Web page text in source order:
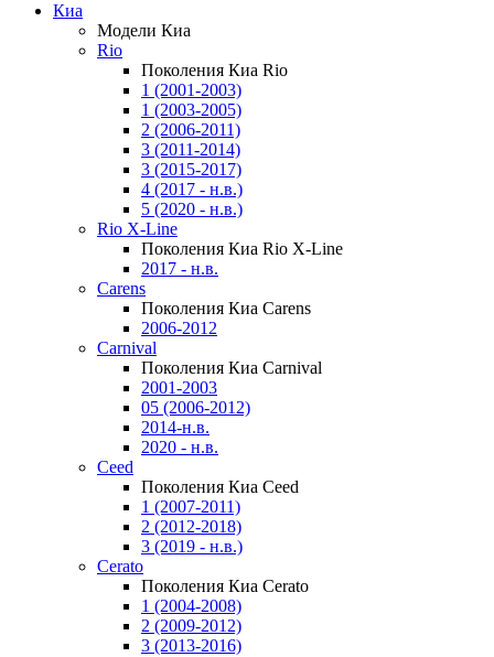
Киа
Модели Киа
Rio
Поколения Киа Rio
1 (2001-2003)
1 (2003-2005)
2 (2006-2011)
3 (2011-2014)
3 (2015-2017)
4 (2017 - н.в.)
5 (2020 - н.в.)
Rio X-Line
Поколения Киа Rio X-Line
2017 - н.в.
Carens
Поколения Киа Carens
2006-2012
Carnival
Поколения Киа Carnival
2001-2003
05 (2006-2012)
2014-н.в.
2020 - н.в.
Ceed
Поколения Киа Ceed
1 (2007-2011)
2 (2012-2018)
3 (2019 - н.в.)
Cerato
Поколения Киа Cerato
1 (2004-2008)
2 (2009-2012)
3 (2013-2016)